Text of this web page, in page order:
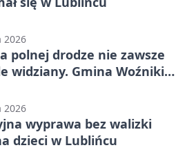
2026
polnej drodze nie zawsze
widziany. Gmina Woźniki
2026
wyprawa bez walizki
dzieci w Lublińcu